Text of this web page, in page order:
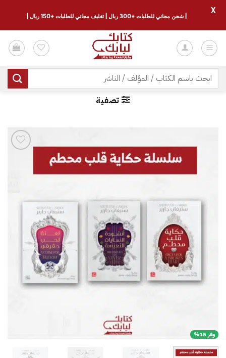
للمحتوى
البحث
عن:
تصفية
وفر 15%
| شحن مجاني للطلبات +300 ريال | تغليف مجاني للطلبات +150 ريال |
X